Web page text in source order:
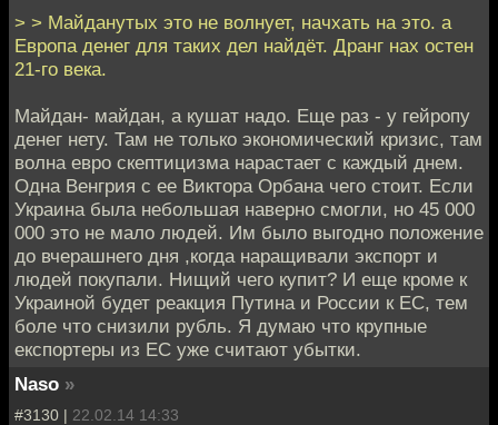
> > Майданутых это не волнует, начхать на это. а
Европа денег для таких дел найдёт. Дранг нах остен
21-го века.
Майдан- майдан, а кушат надо. Еще раз - у гейропу
денег нету. Там не только экономический кризис, там
волна евро скептицизма нарастает с каждый днем.
Одна Венгрия с ее Виктора Орбана чего стоит. Если
Украина была небольшая наверно смогли, но 45 000
000 это не мало людей. Им было выгодно положение
до вчерашнего дня ,когда наращивали экспорт и
людей покупали. Нищий чего купит? И еще кроме к
Украиной будет реакция Путина и России к ЕС, тем
боле что снизили рубль. Я думаю что крупные
експортеры из ЕС уже считают убытки.
Naso »
#3130 | 22.02.14 14:33